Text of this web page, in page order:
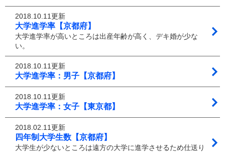
2018.10.11更新
大学進学率【京都府】
大学進学率が高いところは出産年齢が高く、デキ婚が少な
い。
2018.10.11更新
大学進学率：男子【京都府】
2018.10.11更新
大学進学率：女子【東京都】
2018.02.11更新
四年制大学生数【京都府】
大学生が少ないところは遠方の大学に進学させるため仕送り